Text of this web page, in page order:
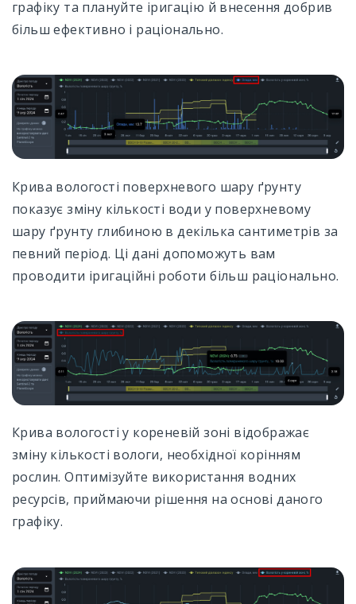
графіку та плануйте іригацію й внесення добрив
більш ефективно і раціонально.
Крива вологості поверхневого шару ґрунту
показує зміну кількості води у поверхневому
шару ґрунту глибиною в декілька сантиметрів за
певний період. Ці дані допоможуть вам
проводити іригаційні роботи більш раціонально.
Крива вологості у кореневій зоні відображає
зміну кількості вологи, необхідної корінням
рослин. Оптимізуйте використання водних
ресурсів, приймаючи рішення на основі даного
графіку.